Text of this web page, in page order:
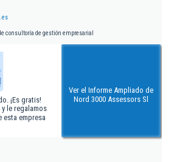
consultoría de gestión empresarial
¡Es gratis!
le regalamos
esta empresa
Ver el Informe Ampliado de
Nord 3000 Assessors Sl